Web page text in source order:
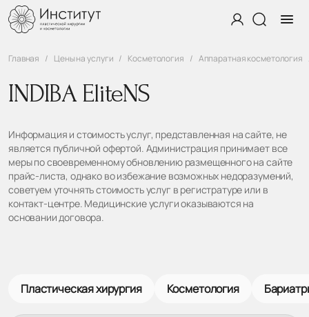
Главная Цены на услуги Косметология Аппаратная косметология
INDIBA EliteNS
Информация и стоимость услуг, представленная на сайте, не
является публичной офертой. Администрация принимает все
меры по своевременному обновлению размещенного на сайте
прайс-листа, однако во избежание возможных недоразумений,
советуем уточнять стоимость услуг в регистратуре или в
контакт-центре. Медицинские услуги оказываются на
основании договора.
Пластическая хирургия Косметология